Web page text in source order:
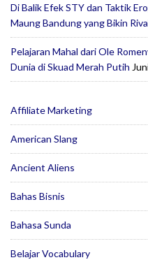
Di Balik Efek STY dan Taktik
Maung Bandung yang Bikin
Pelajaran Mahal dari Ole
Dunia di Skuad Merah Putih
Affiliate Marketing
American Slang
Ancient Aliens
Bahas Bisnis
Bahasa Sunda
Belajar Vocabulary